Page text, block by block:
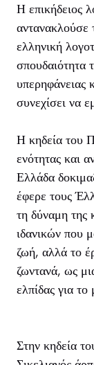
Η επικήδειος
αντανακλούσε
ελληνική
σπουδαιότητα
υπερηφάνειας
συνεχίσει να
Η κηδεία του
ενότητας και
Ελλάδα
έφερε τους
τη δύναμη της
ιδανικών που
ζωή, αλλά το
ζωντανά, ως
ελπίδας για το
Στην κηδεία